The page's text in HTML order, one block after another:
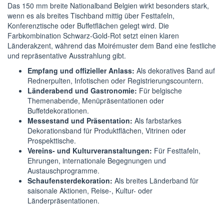
Das 150 mm breite Nationalband Belgien wirkt besonders stark,
wenn es als breites Tischband mittig über Festtafeln,
Konferenztische oder Buffetflächen gelegt wird. Die
Farbkombination Schwarz-Gold-Rot setzt einen klaren
Länderakzent, während das Moirémuster dem Band eine festliche
und repräsentative Ausstrahlung gibt.
Empfang und offizieller Anlass: Als dekoratives Band auf
Rednerpulten, Infotischen oder Registrierungscountern.
Länderabend und Gastronomie: Für belgische
Themenabende, Menüpräsentationen oder
Buffetdekorationen.
Messestand und Präsentation: Als farbstarkes
Dekorationsband für Produktflächen, Vitrinen oder
Prospekttische.
Vereins- und Kulturveranstaltungen: Für Festtafeln,
Ehrungen, internationale Begegnungen und
Austauschprogramme.
Schaufensterdekoration: Als breites Länderband für
saisonale Aktionen, Reise-, Kultur- oder
Länderpräsentationen.